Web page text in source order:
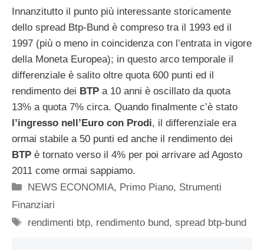
Innanzitutto il punto più interessante storicamente
dello spread Btp-Bund è compreso tra il 1993 ed il
1997 (più o meno in coincidenza con l’entrata in vigore
della Moneta Europea); in questo arco temporale il
differenziale è salito oltre quota 600 punti ed il
rendimento dei BTP a 10 anni è oscillato da quota
13% a quota 7% circa. Quando finalmente c’è stato
l’ingresso nell’Euro con Prodi, il differenziale era
ormai stabile a 50 punti ed anche il rendimento dei
BTP è tornato verso il 4% per poi arrivare ad Agosto
2011 come ormai sappiamo.
Categorie
NEWS ECONOMIA, Primo Piano, Strumenti
Finanziari
Tag
rendimenti btp, rendimento bund,spread btp-bund